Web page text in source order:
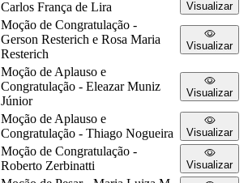
Carlos França de Lira
Visualizar
Moção de Congratulação -
Gerson Resterich e Rosa Maria
Resterich
Visualizar
Moção de Aplauso e
Congratulação - Eleazar Muniz
Júnior
Visualizar
Moção de Aplauso e
Congratulação - Thiago Nogueira
Visualizar
Moção de Congratulação -
Roberto Zerbinatti
Visualizar